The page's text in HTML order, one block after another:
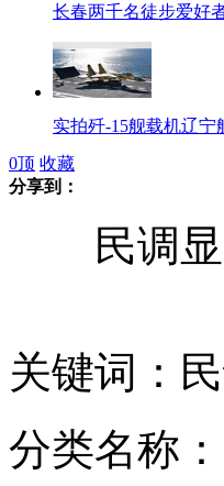
长春两千名徒步爱好
实拍歼-15舰载机辽宁
实拍歼-15舰载机成功
实拍歼-15舰载机起
兰州高校模拟联合国
0顶 收藏
分享到：
民调显
关键词：
分类名称：